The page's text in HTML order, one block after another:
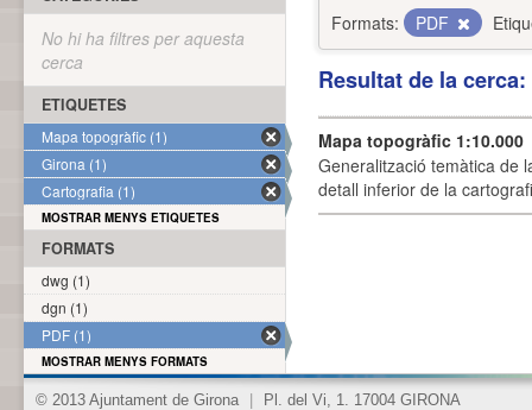
Formats:
PDF
Resultat de la
Mapa topogràfic 1:10.000
Generalització temàtica de
detall inferior de la
No hi ha filtres per aquesta
cerca
ETIQUETES
Mapa topogràfic (1)
Girona (1)
Cartografia (1)
MOSTRAR MENYS ETIQUETES
FORMATS
dwg (1)
dgn (1)
PDF (1)
MOSTRAR MENYS FORMATS
© 2013 Ajuntament de Girona Pl. del Vi, 1. 17004 GIRONA